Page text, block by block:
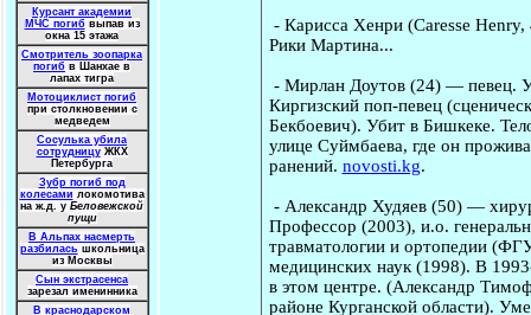
Курсант академии
МЧС погибвыпав из
окна 15 этажа
Смотритель зоопарка
погиб в Шанхае в
лапах тигра
Мотоциклист погиб
при столкновении с
медведем
Сосулька убила
сотрудницуЖКХ
Петербурга
Зубр погиб под
колесами локомотива
на ж.д. уБеловежской
пущи
В Альпах насмерть
разбиласьшкольница
из Москвы
Сын экстрасенса
зарезал именинника
В краснодарском
- Карисса Хенри(Caresse
Рики Мартина...
- Мирлан Доутов (24) — певец.
Киргизский поп-певец
Бекбоевич). Убит в Бишкеке.
улице Суймбаева, где он
ранений. novosti.kg.
- Александр Худяев (50) —
Профессор (2003), и.о.
травматологии и ортопедии
медицинских наук (1998). В
в этом центре. (Александр
районе Курганской области).